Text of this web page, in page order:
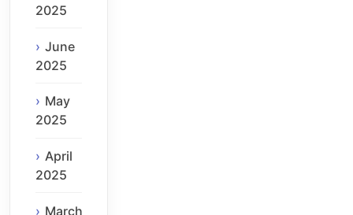
2025
June
2025
May
2025
April
2025
March